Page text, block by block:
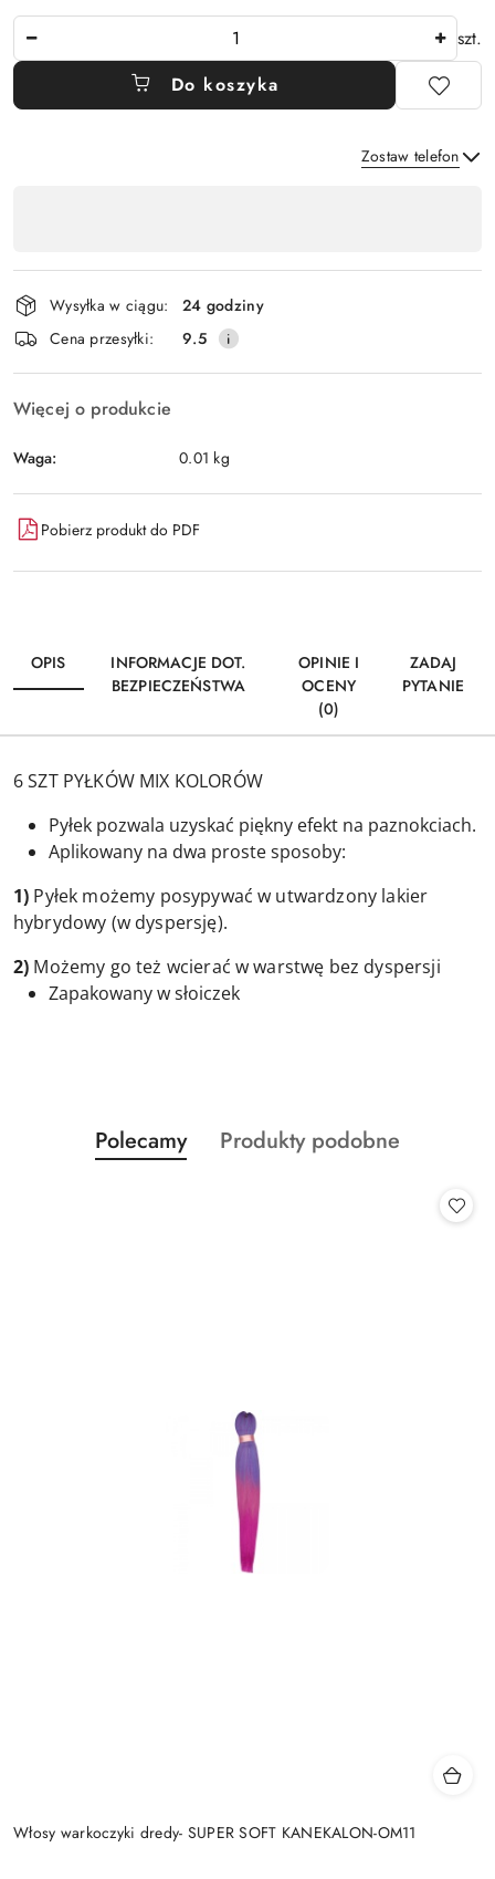
szt.
Do koszyka
Zostaw telefon
płatność
i
dostawa
Wysyłka w ciągu:
24 godziny
Cena przesyłki:
9.5
Więcej o produkcie
Waga: 0.01 kg
Pobierz produkt do PDF
OPIS
INFORMACJE DOT.
BEZPIECZEŃSTWA
OPINIE I
OCENY
(0)
ZADAJ
PYTANIE
6 SZT PYŁKÓW MIX KOLORÓW
Pyłek pozwala uzyskać piękny efekt na paznokciach.
Aplikowany na dwa proste sposoby:
1) Pyłek możemy posypywać w utwardzony lakier
hybrydowy (w dyspersję).
2) Możemy go też wcierać w warstwę bez dyspersji
Zapakowany w słoiczek
Pomiń karuzelę produktów
Produkty
o
Polecamy
Produkty
Produkty podobne
Włosy warkoczyki dredy- SUPER SOFT KANEKALON-OM11